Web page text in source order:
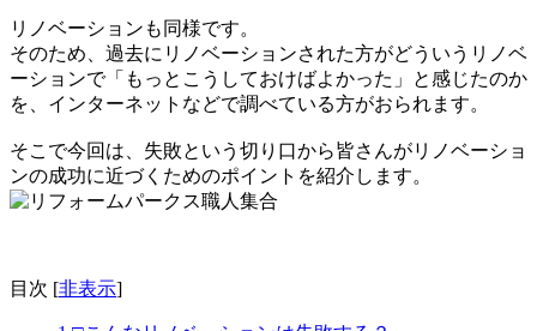
リノベーションも同様です。
そのため、過去にリノベーションされた方がどういうリノベ
ーションで「もっとこうしておけばよかった」と感じたのか
を、インターネットなどで調べている方がおられます。
そこで今回は、失敗という切り口から皆さんがリノベーショ
ンの成功に近づくためのポイントを紹介します。
目次 [非表示]